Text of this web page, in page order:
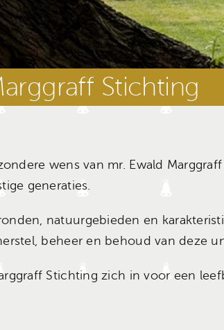
Stichting
wens van mr. Ewald
generaties.
natuurgebieden en
beheer en behoud van deze
Stichting zich in voor een